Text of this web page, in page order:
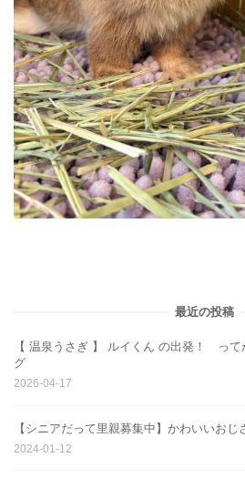
最近の投稿
【 温泉うさぎ 】 ルイくん の出発！ って
グ
2026-04-17
【シニアだって里親募集中】かわいいお
2024-01-12